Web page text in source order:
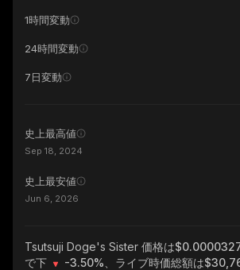
1時間変動
24時間変動
7日変動
史上最高値
Sep 18, 2024
史上最安値
Jun 6, 2026
Tsutsuji Doge's Sister 価格は
で下
-3.50% 、ライブ時価総額は